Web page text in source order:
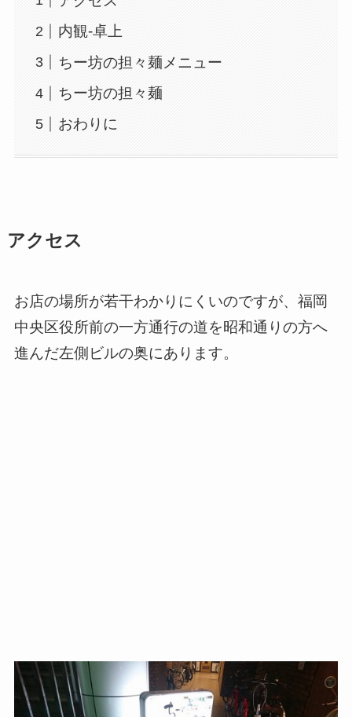
内観-卓上
ちー坊の担々麺メニュー
ちー坊の担々麺
おわりに
アクセス
お店の場所が若干わかりにくいのですが、福岡
中央区役所前の一方通行の道を昭和通りの方へ
進んだ左側ビルの奥にあります。